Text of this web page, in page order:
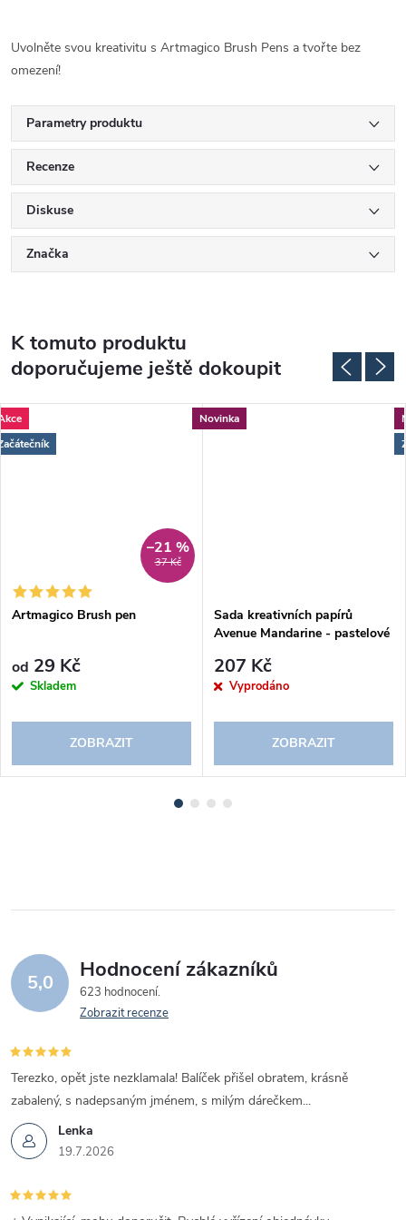
Uvolněte svou kreativitu s Artmagico Brush Pens a tvořte bez
omezení!
Parametry produktu
Recenze
Diskuse
Značka
K tomuto produktu
doporučujeme ještě dokoupit
37 Kč
–21 %
Artmagico Brush pen
od 29 Kč
Skladem
ZOBRAZIT
Novinka
Sada kreativních papírů
Avenue Mandarine - pastelové
207 Kč
Vyprodáno
ZOBRAZIT
5,0 Hodnocení zákazníků
623 hodnocení
Zobrazit recenze
Lenka
19.7.2026
Terezko, opět jste nezklamala! Balíček přišel obratem, krásně
zabalený, s nadepsaným jménem, s milým dárečkem...